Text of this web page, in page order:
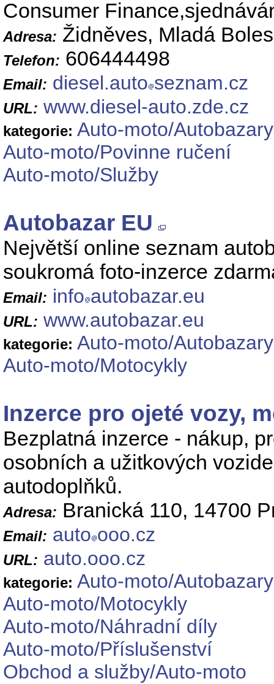
Consumer
Adresa: Židněves, Mladá
Telefon: 606444498
Email: diesel.auto seznam.cz
URL: www.diesel-auto.zde.cz
kategorie: Auto-moto/Autobazary
Auto-moto/Povinne ručení
Auto-moto/Služby
Autobazar EU
Největší online seznam
soukromá foto-inzerce
Email: info autobazar.eu
URL: www.autobazar.eu
kategorie: Auto-moto/Autobazary
Auto-moto/Motocykly
Inzerce pro ojeté vozy,
Bezplatná inzerce - nákup,
osobních a užitkových
autodoplňků.
Adresa: Branická 110, 14700
Email: auto ooo.cz
URL: auto.ooo.cz
kategorie: Auto-moto/Autobazary
Auto-moto/Motocykly
Auto-moto/Náhradní díly
Auto-moto/Příslušenství
Obchod a služby/Auto-moto